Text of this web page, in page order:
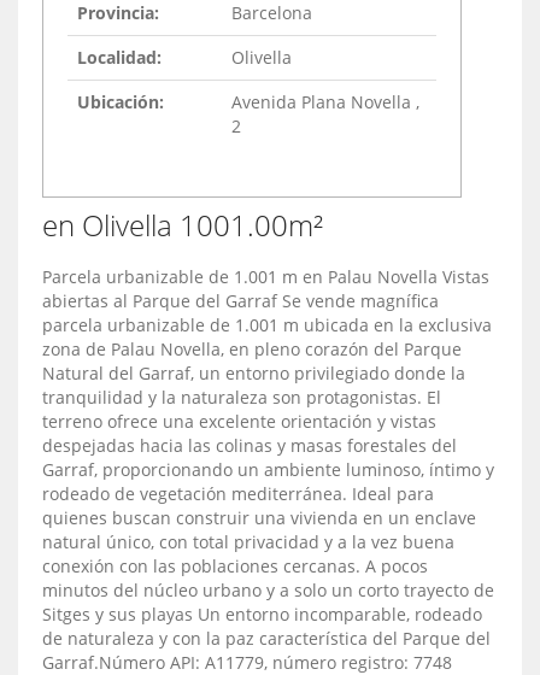
Provincia:
Barcelona
Localidad:
Olivella
Ubicación:
Avenida Plana Novella ,
2
en Olivella 1001.00m²
Parcela urbanizable de 1.001 m en Palau Novella Vistas
abiertas al Parque del Garraf Se vende magnífica
parcela urbanizable de 1.001 m ubicada en la exclusiva
zona de Palau Novella, en pleno corazón del Parque
Natural del Garraf, un entorno privilegiado donde la
tranquilidad y la naturaleza son protagonistas. El
terreno ofrece una excelente orientación y vistas
despejadas hacia las colinas y masas forestales del
Garraf, proporcionando un ambiente luminoso, íntimo y
rodeado de vegetación mediterránea. Ideal para
quienes buscan construir una vivienda en un enclave
natural único, con total privacidad y a la vez buena
conexión con las poblaciones cercanas. A pocos
minutos del núcleo urbano y a solo un corto trayecto de
Sitges y sus playas Un entorno incomparable, rodeado
de naturaleza y con la paz característica del Parque del
Garraf.Número API: A11779, número registro: 7748